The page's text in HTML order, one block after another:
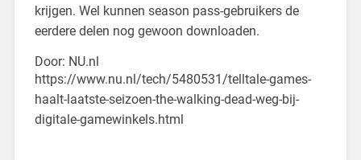
krijgen. Wel kunnen season pass-gebruikers de
eerdere delen nog gewoon downloaden.
Door: NU.nl
https://www.nu.nl/tech/5480531/telltale-games-
haalt-laatste-seizoen-the-walking-dead-weg-bij-
digitale-gamewinkels.html